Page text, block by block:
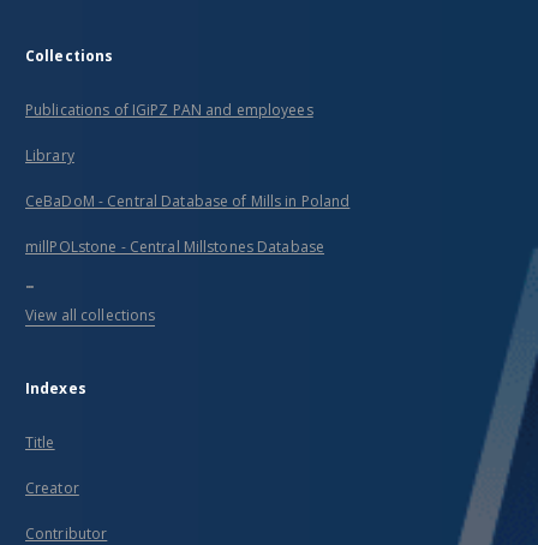
Collections
Publications of IGiPZ PAN and employees
Library
CeBaDoM - Central Database of Mills in Poland
millPOLstone - Central Millstones Database
...
View all collections
Indexes
Title
Creator
Contributor